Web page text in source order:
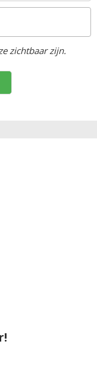
zichtbaar zijn.